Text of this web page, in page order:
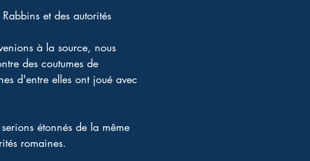
et des autorités
à la source, nous
des coutumes de
d'entre elles ont joué avec
étonnés de la même
romaines.